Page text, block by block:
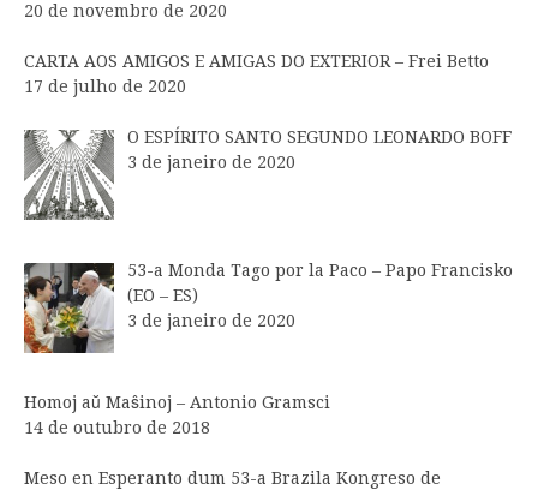
20 de novembro de 2020
CARTA AOS AMIGOS E AMIGAS DO EXTERIOR – Frei Betto
17 de julho de 2020
O ESPÍRITO SANTO SEGUNDO LEONARDO BOFF
3 de janeiro de 2020
53-a Monda Tago por la Paco – Papo Francisko
(EO – ES)
3 de janeiro de 2020
Homoj aŭ Maŝinoj – Antonio Gramsci
14 de outubro de 2018
Meso en Esperanto dum 53-a Brazila Kongreso de